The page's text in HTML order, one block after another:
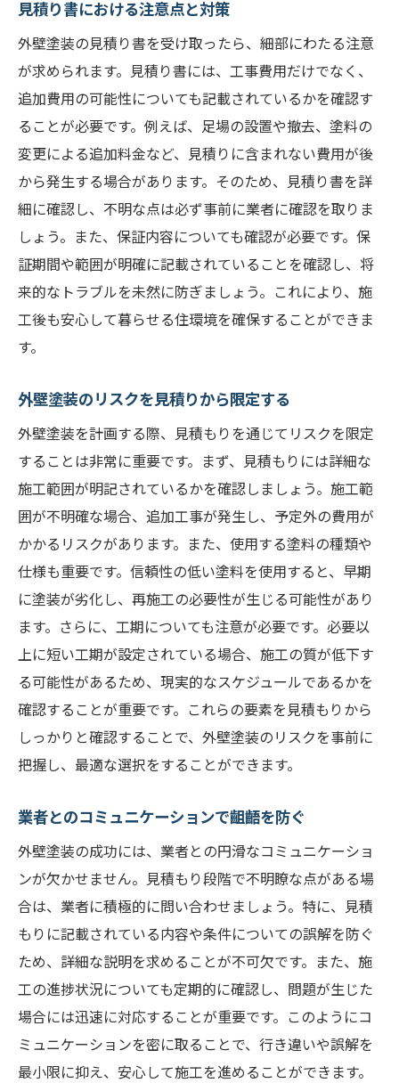
見積り書における注意点と対策
外壁塗装の見積り書を受け取ったら、細部にわたる注意
が求められます。見積り書には、工事費用だけでなく、
追加費用の可能性についても記載されているかを確認す
ることが必要です。例えば、足場の設置や撤去、塗料の
変更による追加料金など、見積りに含まれない費用が後
から発生する場合があります。そのため、見積り書を詳
細に確認し、不明な点は必ず事前に業者に確認を取りま
しょう。また、保証内容についても確認が必要です。保
証期間や範囲が明確に記載されていることを確認し、将
来的なトラブルを未然に防ぎましょう。これにより、施
工後も安心して暮らせる住環境を確保することができま
す。
外壁塗装のリスクを見積りから限定する
外壁塗装を計画する際、見積もりを通じてリスクを限定
することは非常に重要です。まず、見積もりには詳細な
施工範囲が明記されているかを確認しましょう。施工範
囲が不明確な場合、追加工事が発生し、予定外の費用が
かかるリスクがあります。また、使用する塗料の種類や
仕様も重要です。信頼性の低い塗料を使用すると、早期
に塗装が劣化し、再施工の必要性が生じる可能性があり
ます。さらに、工期についても注意が必要です。必要以
上に短い工期が設定されている場合、施工の質が低下す
る可能性があるため、現実的なスケジュールであるかを
確認することが重要です。これらの要素を見積もりから
しっかりと確認することで、外壁塗装のリスクを事前に
把握し、最適な選択をすることができます。
業者とのコミュニケーションで齟齬を防ぐ
外壁塗装の成功には、業者との円滑なコミュニケーショ
ンが欠かせません。見積もり段階で不明瞭な点がある場
合は、業者に積極的に問い合わせましょう。特に、見積
もりに記載されている内容や条件についての誤解を防ぐ
ため、詳細な説明を求めることが不可欠です。また、施
工の進捗状況についても定期的に確認し、問題が生じた
場合には迅速に対応することが重要です。このようにコ
ミュニケーションを密に取ることで、行き違いや誤解を
最小限に抑え、安心して施工を進めることができます。